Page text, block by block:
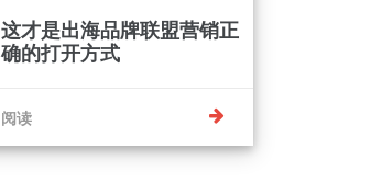
这才是出海品牌联盟营销正
确的打开方式
阅读